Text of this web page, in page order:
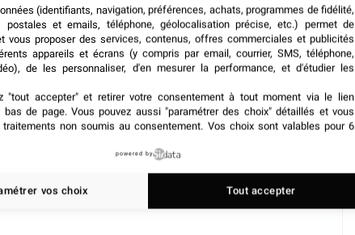
problème commercial du secteur reste « l’état
des sondés, devant « la concurrence au sein du
» (chacun sélectionné par 19 pour cent des
toutes les régions, à l’exception du Moyen-
chiffre d’affaires brut pour les deux moitiés
de 2019 semble être plus faible que les
(identifiants, navigation, préférences, achats, programmes de fidélité,
postales et emails, téléphone, géolocalisation précise, etc.) permet de
vous proposer des services, contenus, offres commerciales et publicités
appareils et écrans (y compris par email, courrier, SMS, téléphone,
de les personnaliser, d'en mesurer la performance, et d'étudier les
"tout accepter" et retirer votre consentement à tout moment via le lien
bas de page. Vous pouvez aussi "paramétrer des choix" détaillés et vous
traitements non soumis au consentement. Vos choix sont valables pour 6
powered by
vos choix Tout accepter